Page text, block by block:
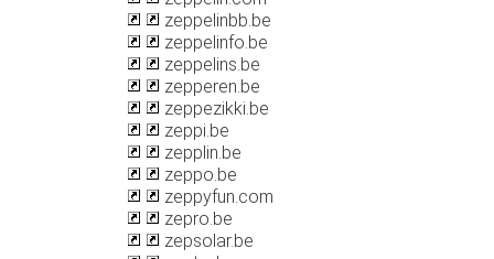
zeppelinbb.be
zeppelinfo.be
zeppelins.be
zepperen.be
zeppezikki.be
zeppi.be
zepplin.be
zeppo.be
zeppyfun.com
zepro.be
zepsolar.be